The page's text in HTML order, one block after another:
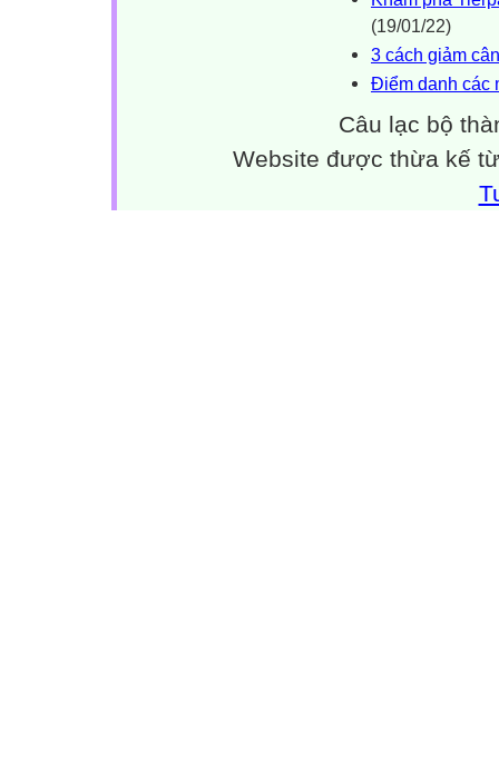
(19/01/22)
3 cách giảm
Điểm danh các
Câu lạc bộ
Website được thừa kế